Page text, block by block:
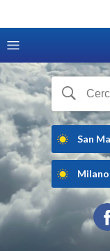
San
Milano